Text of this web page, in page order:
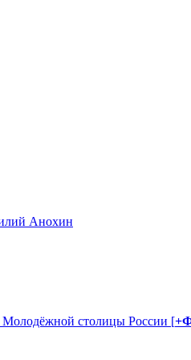
Анохин
Молодёжной столицы России [